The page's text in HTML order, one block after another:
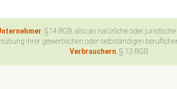
, §14 BGB, also an natürliche oder
ihrer gewerblichen oder selbständigen
Verbrauchern , § 13 BGB.